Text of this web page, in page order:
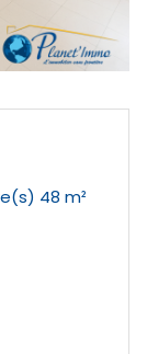
Appartement 3 pièce(s) 2 chambre(s) 48 m²